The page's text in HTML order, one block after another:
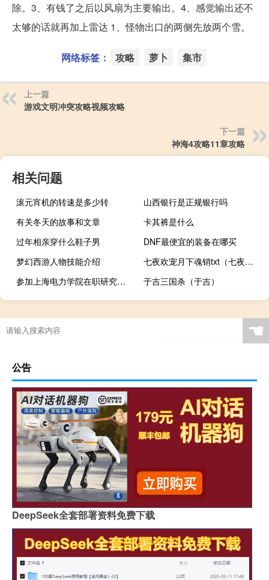
除。3、有钱了之后以风扇为主要输出。4、感觉输出还不
太够的话就再加上雷达 1、怪物出口的两侧先放两个雪。
网络标签： 攻略 萝卜 集市
上一篇
游戏文明冲突攻略视频攻略
下一篇
神海4攻略11章攻略
相关问题
滚元宵机的转速是多少转
山西银行是正规银行吗
有关冬天的故事和文章
卡其裤是什么
过年相亲穿什么鞋子男
DNF最便宜的装备在哪买
梦幻西游人物技能介绍
七夜欢宠月下魂销txt（七夜欢宠）
参加上海电力学院在职研究生上课方式有什么
于吉三国杀（于吉）
☚
公告
DeepSeek全套部署资料免费下载